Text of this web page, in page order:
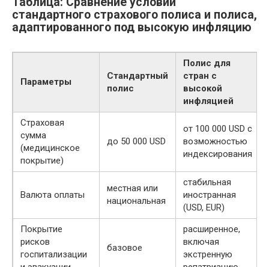
стандартного страхового полиса и полиса,
адаптированного под высокую инфляцию
Параметры
Стандартный
полис
Полис для
стран с
высокой
инфляцией
Страховая
сумма
(медицинское
покрытие)
до 50 000 USD
от 100 000 USD с
возможностью
индексирования
Валюта оплаты
местная или
национальная
стабильная
иностранная
(USD, EUR)
Покрытие
рисков
госпитализации
базовое
расширенное,
включая
экстренную